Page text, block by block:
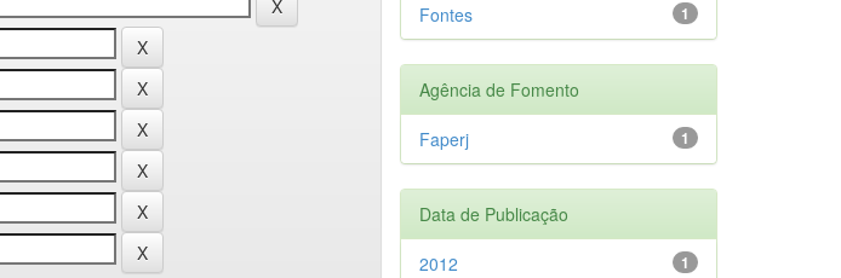
1
Fontes
Agência de Fomento
1
Faperj
Data de Publicação
1
2012